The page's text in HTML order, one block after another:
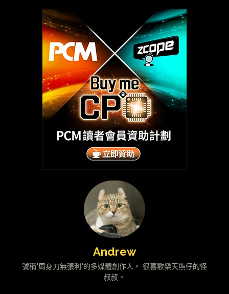
Andrew
號稱"周身刀無張利"的多媒體創作人。 很喜歡樂天熊仔的怪
叔叔。